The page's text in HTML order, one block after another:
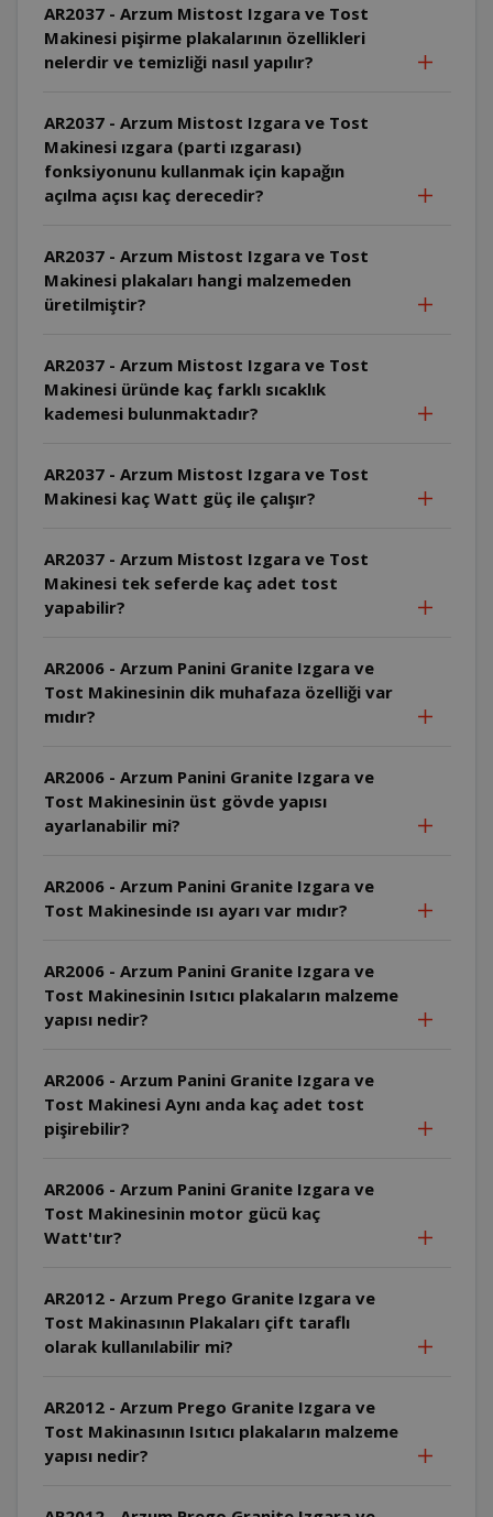
AR2037 - Arzum Mistost Izgara ve Tost
Makinesi pişirme plakalarının özellikleri
nelerdir ve temizliği nasıl yapılır?
AR2037 - Arzum Mistost Izgara ve Tost
Makinesi ızgara (parti ızgarası)
fonksiyonunu kullanmak için kapağın
açılma açısı kaç derecedir?
AR2037 - Arzum Mistost Izgara ve Tost
Makinesi plakaları hangi malzemeden
üretilmiştir?
AR2037 - Arzum Mistost Izgara ve Tost
Makinesi üründe kaç farklı sıcaklık
kademesi bulunmaktadır?
AR2037 - Arzum Mistost Izgara ve Tost
Makinesi kaç Watt güç ile çalışır?
AR2037 - Arzum Mistost Izgara ve Tost
Makinesi tek seferde kaç adet tost
yapabilir?
AR2006 - Arzum Panini Granite Izgara ve
Tost Makinesinin dik muhafaza özelliği var
mıdır?
AR2006 - Arzum Panini Granite Izgara ve
Tost Makinesinin üst gövde yapısı
ayarlanabilir mi?
AR2006 - Arzum Panini Granite Izgara ve
Tost Makinesinde ısı ayarı var mıdır?
AR2006 - Arzum Panini Granite Izgara ve
Tost Makinesinin Isıtıcı plakaların malzeme
yapısı nedir?
AR2006 - Arzum Panini Granite Izgara ve
Tost Makinesi Aynı anda kaç adet tost
pişirebilir?
AR2006 - Arzum Panini Granite Izgara ve
Tost Makinesinin motor gücü kaç
Watt'tır?
AR2012 - Arzum Prego Granite Izgara ve
Tost Makinasının Plakaları çift taraflı
olarak kullanılabilir mi?
AR2012 - Arzum Prego Granite Izgara ve
Tost Makinasının Isıtıcı plakaların malzeme
yapısı nedir?